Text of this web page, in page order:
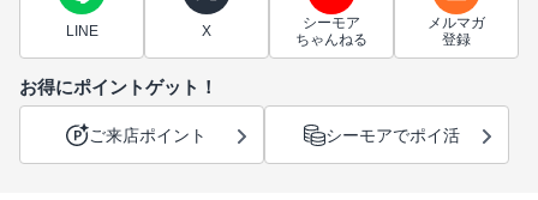
LINE X
シーモア
ちゃんねる
メルマガ
登録
お得にポイントゲット！
ご来店ポイント シーモアでポイ活